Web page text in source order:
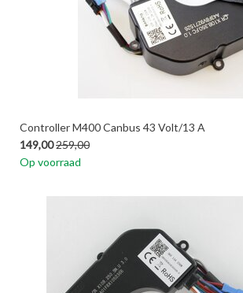
Controller M400 Canbus 43 Volt/13 A
149,00259,00
Op voorraad